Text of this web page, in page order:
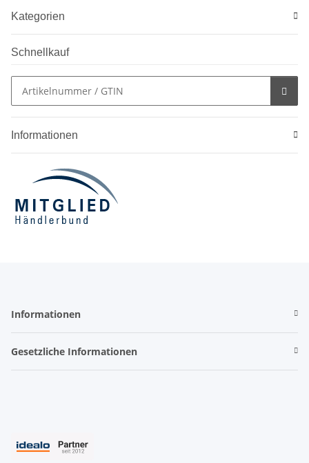
Kategorien
Schnellkauf
Informationen
Informationen
Gesetzliche Informationen